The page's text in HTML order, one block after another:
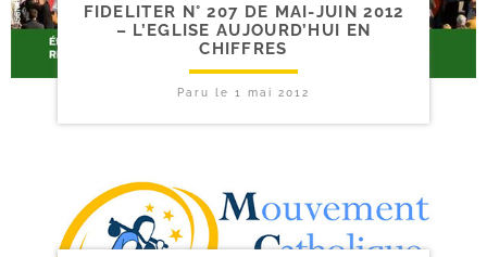
FIDELITER N° 207 DE MAI-​JUIN 2012
– L’EGLISE AUJOURD’HUI EN
CHIFFRES
Paru le 1 mai 2012